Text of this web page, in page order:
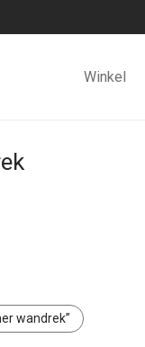
Winkel
wandrek”